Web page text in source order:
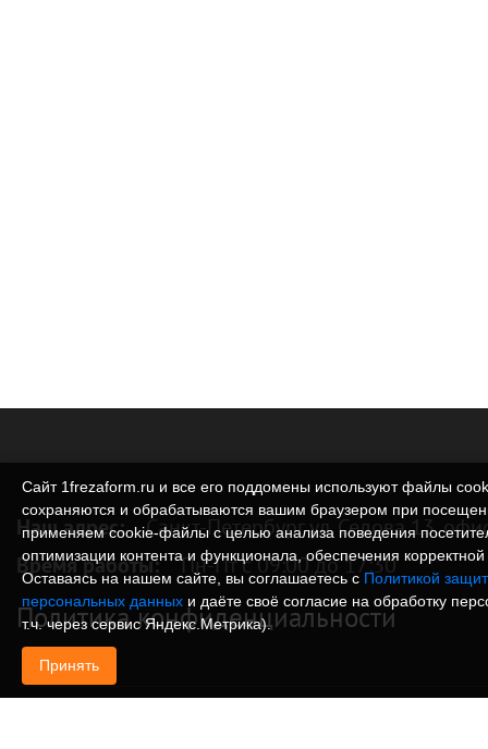
Наш адрес: Санкт-Петербург ул. Седова 13,
Время работы: Пн-Пт с 09:00 до 17:30
Политика конфиденциальности
Сайт 1frezaform.ru и все его поддомены используют файлы
сохраняются и обрабатываются вашим браузером при
применяем cookie‑файлы с целью анализа поведения
оптимизации контента и функционала, обеспечения
Оставаясь на нашем сайте, вы соглашаетесь с Политикой
персональных данных и даёте своё согласие на обработку
т.ч. через сервис Яндекс.Метрика).
Принять